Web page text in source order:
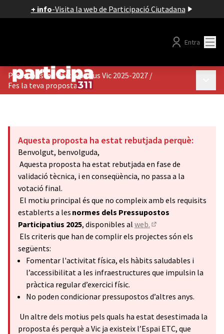
+ info-Visita la web de Participació Ciutadana
Entra
Pressupostos Participatius Vic 2025-2027 /
Fes la teva proposta
Aquesta proposta ha estat rebutjada perquè:
Benvolgut, benvolguda,
Aquesta proposta ha estat rebutjada en fase de
validació tècnica, i en conseqüència, no passa a la
votació final.
El motiu principal és que no compleix amb els requisits
establerts a les normes dels Pressupostos
Participatius 2025, disponibles al web.
(Obrir en una
Els criteris que han de complir els projectes són els
següents:
Fomentar l'activitat física, els hàbits saludables i
l’accessibilitat a les infraestructures que impulsin la
pràctica regular d’exercici físic.
No poden condicionar pressupostos d’altres anys.
Un altre dels motius pels quals ha estat desestimada la
proposta és perquè a Vic ja existeix l’Espai ETC, que